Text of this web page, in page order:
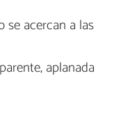
se acercan a las
aplanada